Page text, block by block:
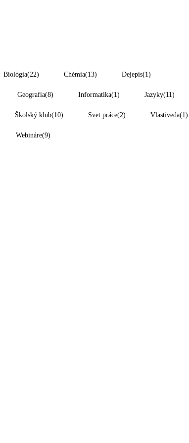
Biológia(22) Chémia(13) Dejepis(1)
Geografia(8) Informatika(1) Jazyky(11)
Školský klub(10) Svet práce(2) Vlastiveda(1)
Webináre(9)